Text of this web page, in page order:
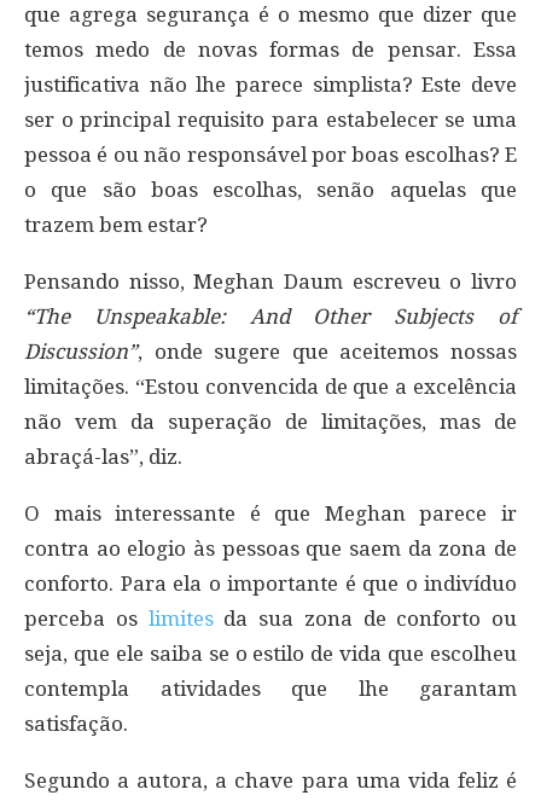
que agrega segurança é o mesmo que dizer que
temos medo de novas formas de pensar. Essa
justificativa não lhe parece simplista? Este deve
ser o principal requisito para estabelecer se uma
pessoa é ou não responsável por boas escolhas? E
o que são boas escolhas, senão aquelas que
trazem bem estar?
Pensando nisso, Meghan Daum escreveu o livro
“The Unspeakable: And Other Subjects of
Discussion”, onde sugere que aceitemos nossas
limitações. “Estou convencida de que a excelência
não vem da superação de limitações, mas de
abraçá-las”, diz.
O mais interessante é que Meghan parece ir
contra ao elogio às pessoas que saem da zona de
conforto. Para ela o importante é que o indivíduo
perceba os limitesda sua zona de conforto ou
seja, que ele saiba se o estilo de vida que escolheu
contempla atividades que lhe garantam
satisfação.
Segundo a autora, a chave para uma vida feliz é